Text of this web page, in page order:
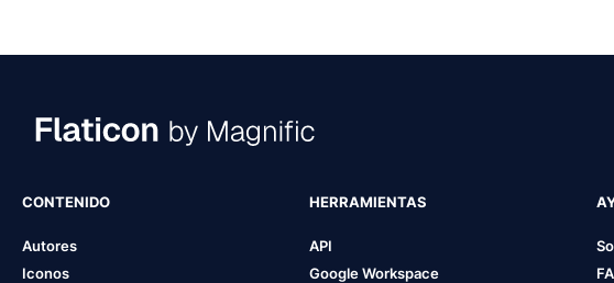
CONTENIDO
Autores
Iconos
HERRAMIENTAS
API
Google Workspace